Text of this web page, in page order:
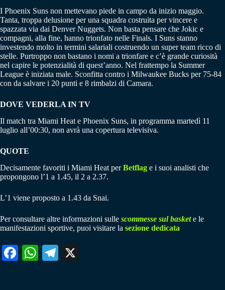
I Phoenix Suns non mettevano piede in campo da inizio maggio.
Tanta, troppa delusione per una squadra costruita per vincere e
spazzata via dai Denver Nuggets. Non basta pensare che Jokic e
compagni, alla fine, hanno trionfato nelle Finals. I Suns stanno
investendo molto in termini salariali costruendo un super team ricco di
stelle. Purtroppo non bastano i nomi a trionfare e c’è grande curiosità
nel capire le potenzialità di quest’anno. Nel frattempo la Summer
League è iniziata male. Sconfitta contro i Milwaukee Bucks per 75-84
con da salvare i 20 punti e 8 rimbalzi di Camara.
DOVE VEDERLA IN TV
Il match tra Miami Heat e Phoenix Suns, in programma martedì 11
luglio all’00:30, non avrà una copertura televisiva.
QUOTE
Decisamente favoriti i Miami Heat perBetflag e i suoi analisti che
propongono l’1 a 1.45, il 2 a 2.37.
L’1 viene proposto a 1.43 da Snai.
Per consultare altre informazioni sulle scommesse sul baskete le
manifestazioni sportive, puoi visitare la sezione dedicata
Fa W
Te